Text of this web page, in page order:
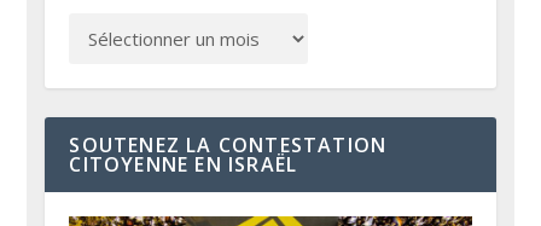
SOUTENEZ LA CONTESTATION
CITOYENNE EN ISRAËL